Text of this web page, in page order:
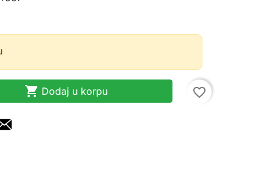
 Dodaj u korpu favorite_border